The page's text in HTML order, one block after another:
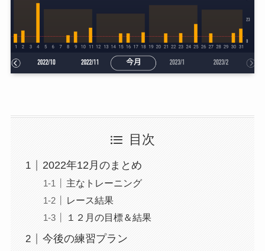
目次
2022年12月のまとめ
主なトレーニング
レース結果
１２月の目標＆結果
今後の練習プラン